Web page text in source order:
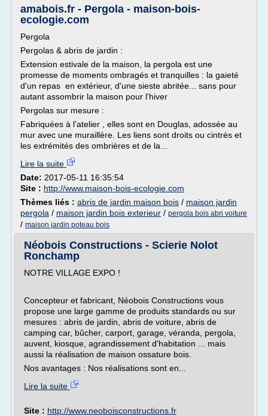
amabois.fr - Pergola - maison-bois-
ecologie.com
Pergola
Pergolas & abris de jardin :
Extension estivale de la maison, la pergola est une
promesse de moments ombragés et tranquilles : la gaieté
d'un repas en extérieur, d'une sieste abritée... sans pour
autant assombrir la maison pour l'hiver
Pergolas sur mesure :
Fabriquées à l'atelier , elles sont en Douglas, adossée au
mur avec une muraillère. Les liens sont droits ou cintrés et
les extrémités des ombrières et de la...
Lire la suite
Date: 2017-05-11 16:35:54
Site : http://www.maison-bois-ecologie.com
Thèmes liés : abris de jardin maison bois / maison jardin
pergola / maison jardin bois exterieur / pergola bois abri voiture
/ maison jardin poteau bois
Néobois Constructions - Scierie Nolot
Ronchamp
NOTRE VILLAGE EXPO !
Concepteur et fabricant, Néobois Constructions vous
propose une large gamme de produits standards ou sur
mesures : abris de jardin, abris de voiture, abris de
camping car, bûcher, carport, garage, véranda, pergola,
auvent, kiosque, agrandissement d'habitation ... mais
aussi la réalisation de maison ossature bois.
Nos avantages : Nos réalisations sont en...
Lire la suite
Site : http://www.neoboisconstructions.fr